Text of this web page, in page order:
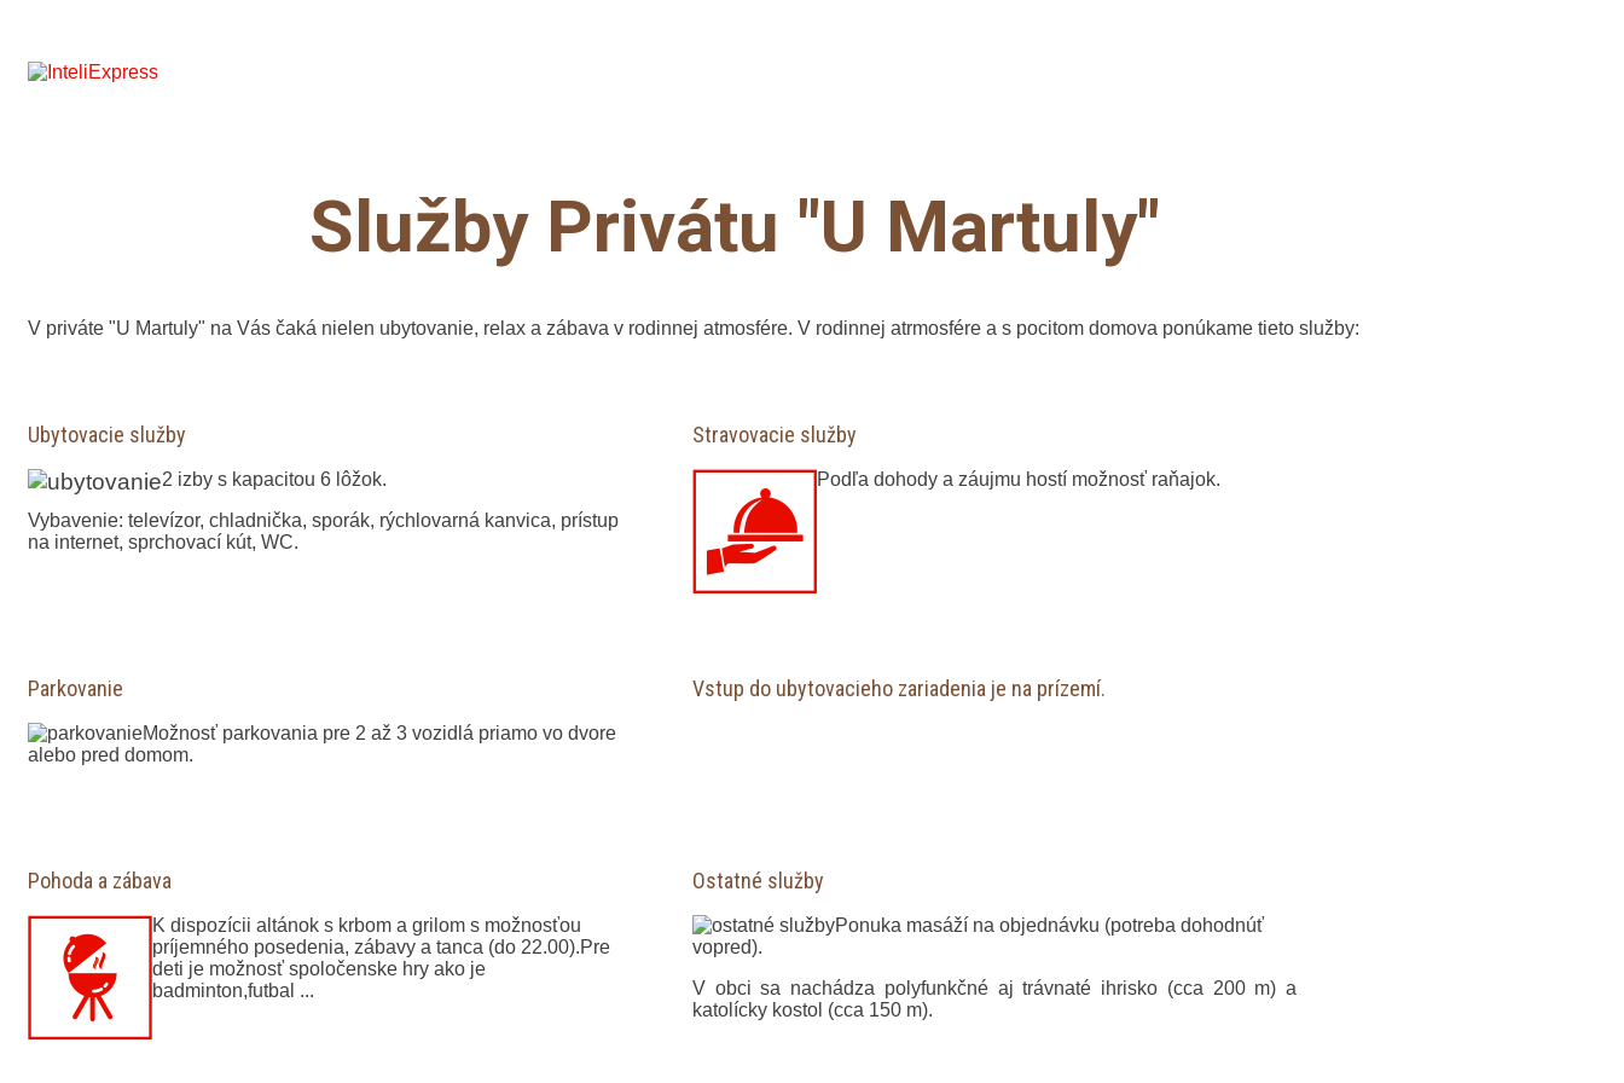
Služby Privátu "U Martuly"
V priváte "U Martuly" na Vás čaká nielen ubytovanie, relax a zábava v rodinnej atmosfére. V rodinnej atrmosfére a s pocitom domova ponúkame tieto služby:
Ubytovacie služby
2 izby s kapacitou 6 lôžok.
Vybavenie: televízor, chladnička, sporák, rýchlovarná kanvica, prístup
na internet, sprchovací kút, WC.
Stravovacie služby
Podľa dohody a záujmu hostí možnosť raňajok.
Parkovanie
Možnosť parkovania pre 2 až 3 vozidlá priamo vo dvore
alebo pred domom.
Vstup do ubytovacieho zariadenia je na prízemí.
Pohoda a zábava
K dispozícii altánok s krbom a grilom s možnosťou
príjemného posedenia, zábavy a tanca (do 22.00).Pre
deti je možnosť spoločenske hry ako je
badminton,futbal ...
Ostatné služby
Ponuka masáží na objednávku (potreba dohodnúť
vopred).
V obci sa nachádza polyfunkčné aj trávnaté ihrisko (cca 200 m) a
katolícky kostol (cca 150 m).